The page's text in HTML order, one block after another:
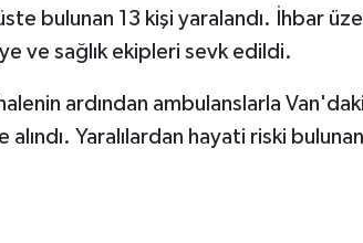
bulunan 13 kişi yaralandı. İhbar
ve sağlık ekipleri sevk edildi.
ardından ambulanslarla Van'daki
Yaralılardan hayati riski bulunan